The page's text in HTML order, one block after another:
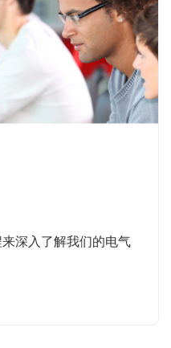
深入了解我们的电气